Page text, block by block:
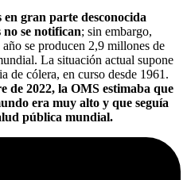
gran parte desconocida
no se notifican; sin embargo,
se producen 2,9 millones de
La situación actual supone
de cólera, en curso desde 1961.
de 2022, la OMS estimaba que
era muy alto y que seguía
pública mundial.